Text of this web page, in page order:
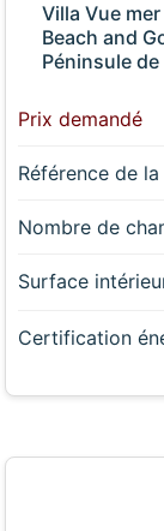
Villa Vue
Beach and
Péninsule
Prix demandé
Référence de
Nombre de
Surface
Certification